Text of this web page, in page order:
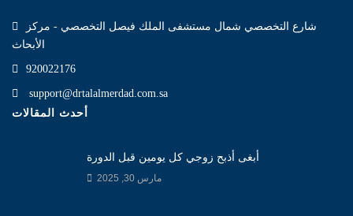
شارع التخصصي شمال مستشفى الملك فيصل التخصصي - مركز
الأبحاث
920022176
support@drtalalmerdad.com.sa
أحدث المقالات
أبغى أذبح زوجي كل يومين قبل الدورة
مارس 30, 2025